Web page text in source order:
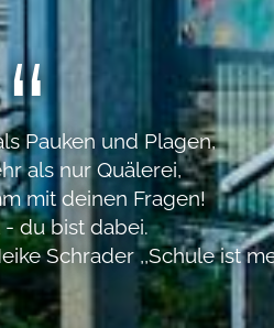
Pauken und Plagen,
als nur Quälerei,
mit deinen Fragen!
- du bist dabei.
Schrader ,,Schule ist